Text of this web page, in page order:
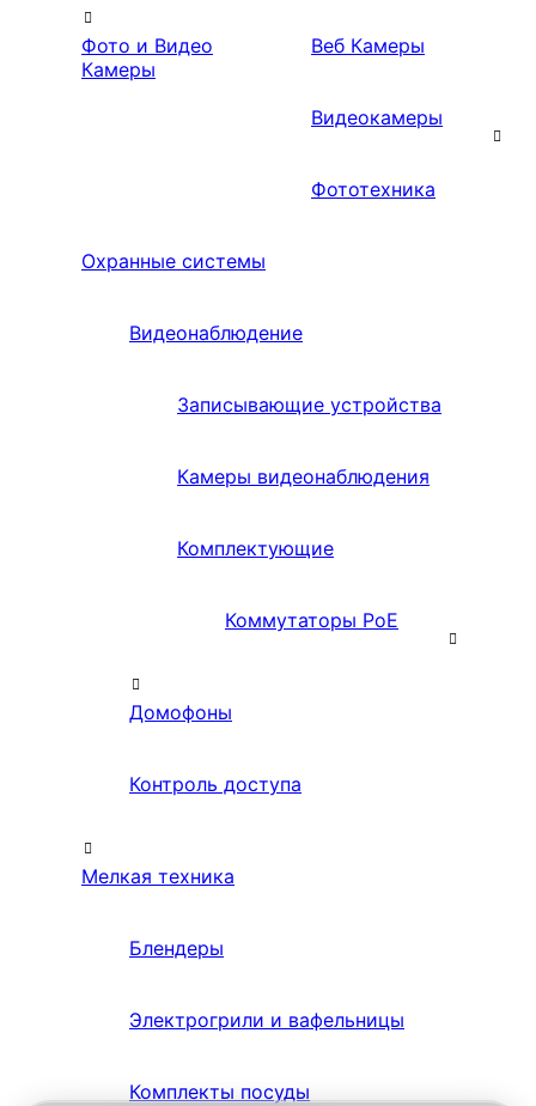
Фото и Видео
Камеры
Веб Камеры
Видеокамеры
Фототехника
Охранные системы
Видеонаблюдение
Записывающие устройства
Камеры видеонаблюдения
Комплектующие
Коммутаторы PoE
Домофоны
Контроль доступа
Мелкая техника
Блендеры
Электрогрили и вафельницы
Комплекты посуды